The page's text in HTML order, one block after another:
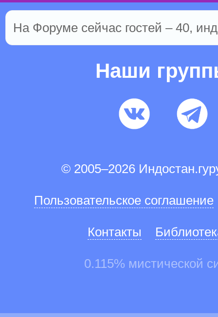
На Форуме сейчас гостей – 40,
Наши
© 2005–2026
Пользовательское соглашение
Контакты
0.115% мистической